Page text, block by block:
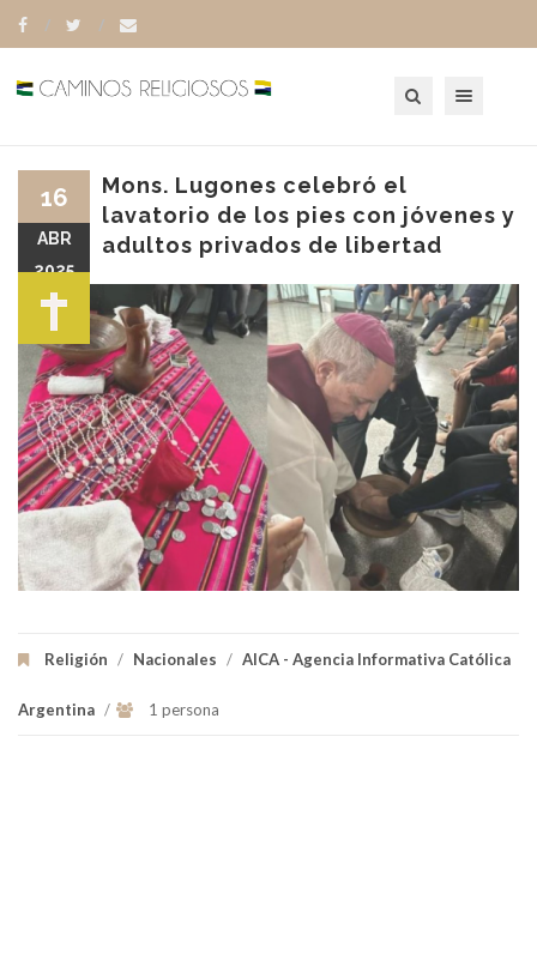
Mons. Lugones celebró el
lavatorio de los pies con jóvenes y
adultos privados de libertad
Religión / Nacionales / AICA - Agencia Informativa Católica
Argentina / 1 persona
16
ABR
2025